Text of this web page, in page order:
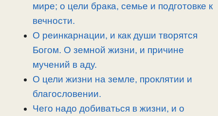
мире; о цели брака, семье и подготовке к
вечности.
О реинкарнации, и как души творятся
Богом. О земной жизни, и причине
мучений в аду.
О цели жизни на земле, проклятии и
благословении.
Чего надо добиваться в жизни, и о